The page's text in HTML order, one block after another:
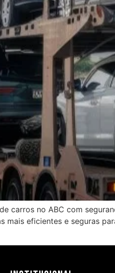
carros no ABC com
mais eficientes e seguras